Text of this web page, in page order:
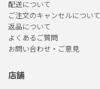
配送について
ご注文のキャンセルについて
返品について
よくあるご質問
お問い合わせ・ご意見
店舗